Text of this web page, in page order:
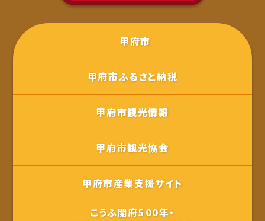
甲府市
甲府市ふるさと納税
甲府市観光情報
甲府市観光協会
甲府市産業支援サイト
こうふ開府500年・